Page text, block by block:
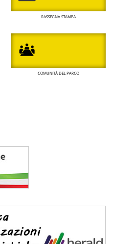
RASSEGNA STAMPA
COMUNITÀ DEL PARCO